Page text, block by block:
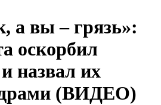
а вы – грязь»:
оскорбил
назвал их
(ВИДЕО)